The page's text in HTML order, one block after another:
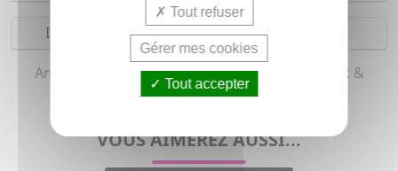
Indications
Anti moustique pour homme, femme et enfant &
adolescent (Tous types de peaux)
VOUS AIMEREZ AUSSI...
Tout refuser
Gérer mes cookies
Tout accepter